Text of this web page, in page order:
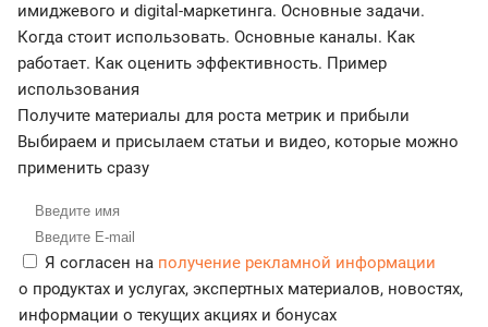
имиджевого и digital-маркетинга. Основные задачи.
Когда стоит использовать. Основные каналы. Как
работает. Как оценить эффективность. Пример
использования
Получите материалы для роста метрик и прибыли
Выбираем и присылаем статьи и видео, которые можно
применить сразу
Я согласен на получение рекламной информации
о продуктах и услугах, экспертных материалов, новостях,
информации о текущих акциях и бонусах